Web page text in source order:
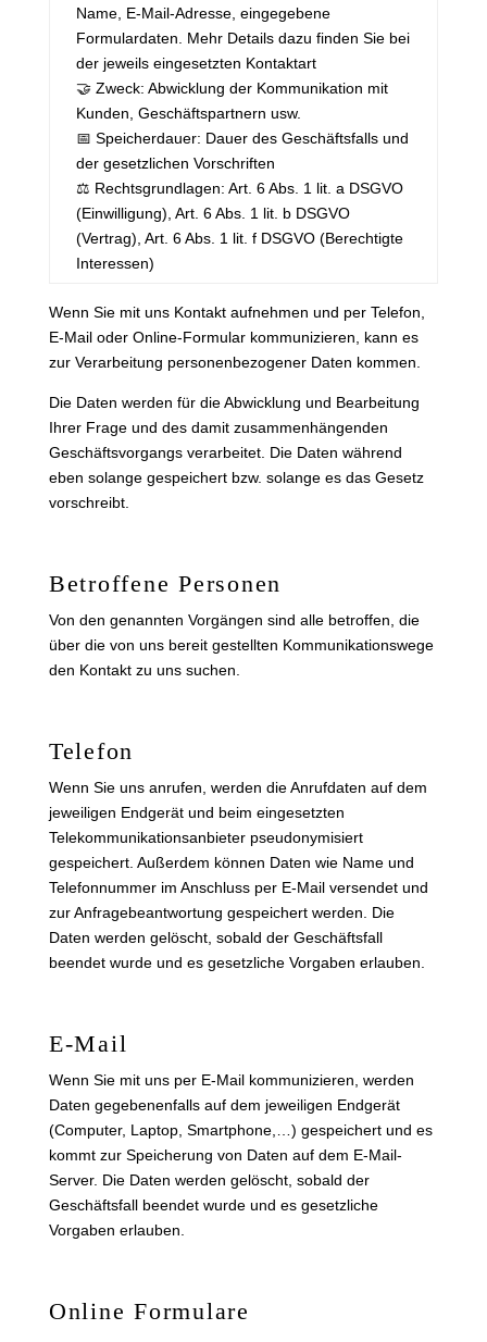
Name, E-Mail-Adresse, eingegebene
Formulardaten. Mehr Details dazu finden Sie bei
der jeweils eingesetzten Kontaktart
🤝 Zweck: Abwicklung der Kommunikation mit
Kunden, Geschäftspartnern usw.
📅 Speicherdauer: Dauer des Geschäftsfalls und
der gesetzlichen Vorschriften
⚖️ Rechtsgrundlagen: Art. 6 Abs. 1 lit. a DSGVO
(Einwilligung), Art. 6 Abs. 1 lit. b DSGVO
(Vertrag), Art. 6 Abs. 1 lit. f DSGVO (Berechtigte
Interessen)
Wenn Sie mit uns Kontakt aufnehmen und per Telefon,
E-Mail oder Online-Formular kommunizieren, kann es
zur Verarbeitung personenbezogener Daten kommen.
Die Daten werden für die Abwicklung und Bearbeitung
Ihrer Frage und des damit zusammenhängenden
Geschäftsvorgangs verarbeitet. Die Daten während
eben solange gespeichert bzw. solange es das Gesetz
vorschreibt.
Betroffene Personen
Von den genannten Vorgängen sind alle betroffen, die
über die von uns bereit gestellten Kommunikationswege
den Kontakt zu uns suchen.
Telefon
Wenn Sie uns anrufen, werden die Anrufdaten auf dem
jeweiligen Endgerät und beim eingesetzten
Telekommunikationsanbieter pseudonymisiert
gespeichert. Außerdem können Daten wie Name und
Telefonnummer im Anschluss per E-Mail versendet und
zur Anfragebeantwortung gespeichert werden. Die
Daten werden gelöscht, sobald der Geschäftsfall
beendet wurde und es gesetzliche Vorgaben erlauben.
E-Mail
Wenn Sie mit uns per E-Mail kommunizieren, werden
Daten gegebenenfalls auf dem jeweiligen Endgerät
(Computer, Laptop, Smartphone,…) gespeichert und es
kommt zur Speicherung von Daten auf dem E-Mail-
Server. Die Daten werden gelöscht, sobald der
Geschäftsfall beendet wurde und es gesetzliche
Vorgaben erlauben.
Online Formulare